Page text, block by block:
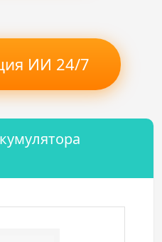
ИИ 24/7